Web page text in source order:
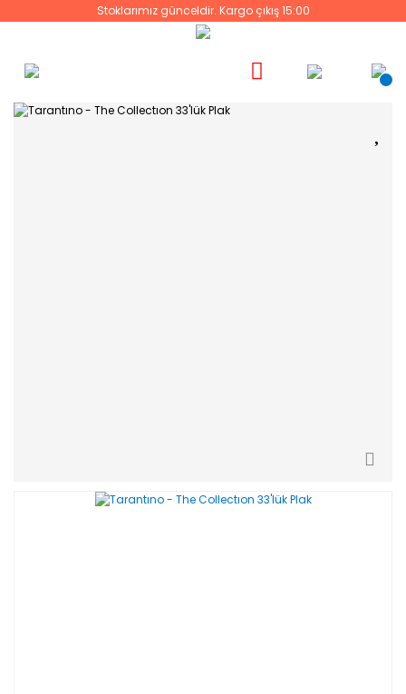
Stoklarımız günceldir. Kargo çıkış 15:00